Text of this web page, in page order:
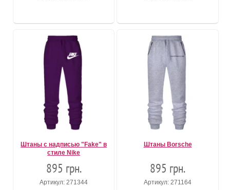
Штаны с надписью "Fake" в
стиле Nike
895 грн.
Артикул: 271344
Штаны Borsche
895 грн.
Артикул: 271164